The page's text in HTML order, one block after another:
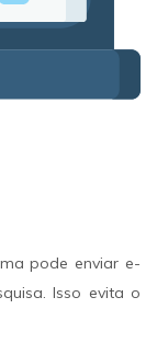
pode enviar e-
Isso evita o